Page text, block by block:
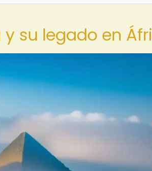
su legado en